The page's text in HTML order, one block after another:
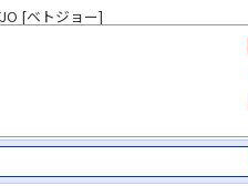
[ベトジョー]